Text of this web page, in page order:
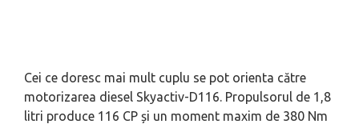
Cei ce doresc mai mult cuplu se pot orienta către
motorizarea diesel Skyactiv-D116. Propulsorul de 1,8
litri produce 116 CP și un moment maxim de 380 Nm